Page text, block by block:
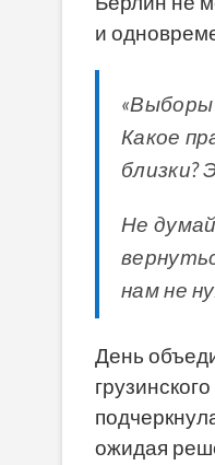
и
«Выборы
Какое
близки?
Не
нам не
День
ожидая